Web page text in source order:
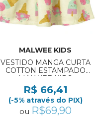
MALWEE KIDS
VESTIDO MANGA CURTA
COTTON ESTAMPADO
MALWEE KIDS
REF:1000127374 1/3
R$ 66,41
(-5% através do PIX)
ou R$69,90